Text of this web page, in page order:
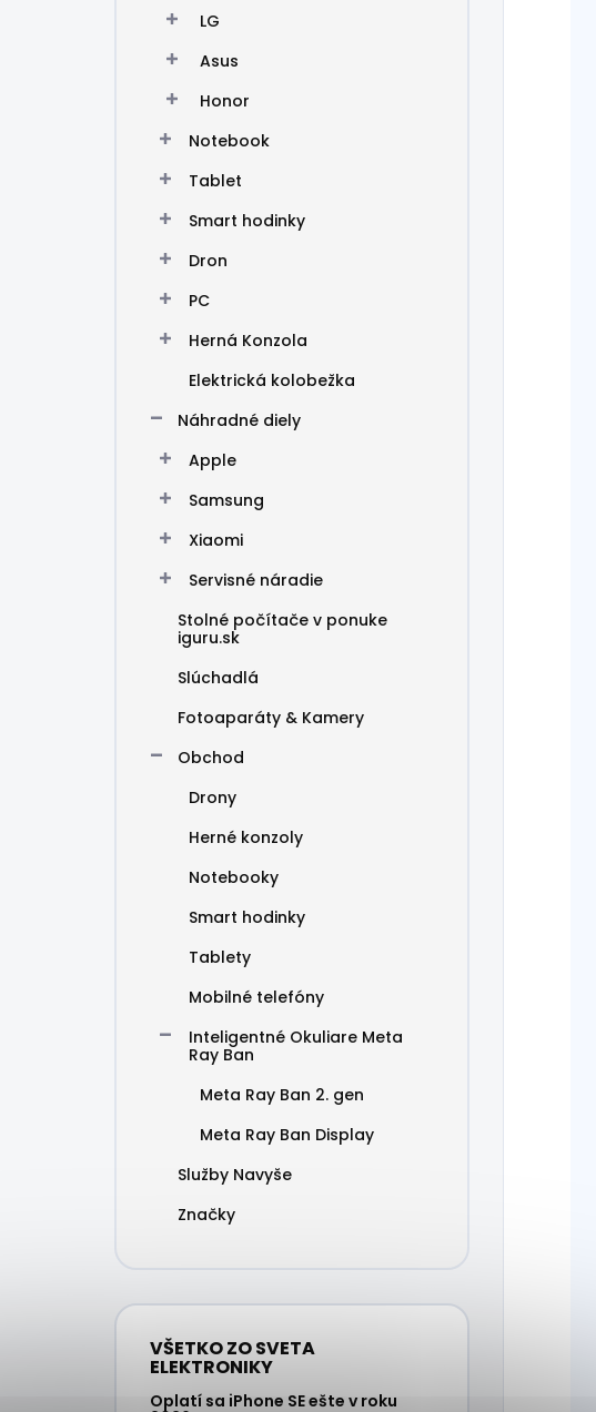
LG
Asus
Honor
Notebook
Tablet
Smart hodinky
Dron
PC
Herná Konzola
Elektrická kolobežka
Náhradné diely
Apple
Samsung
Xiaomi
Servisné náradie
Stolné počítače v ponuke
iguru.sk
Slúchadlá
Fotoaparáty & Kamery
Obchod
Drony
Herné konzoly
Notebooky
Smart hodinky
Tablety
Mobilné telefóny
Inteligentné Okuliare Meta
Ray Ban
Meta Ray Ban 2. gen
Meta Ray Ban Display
Služby Navyše
Značky
VŠETKO ZO SVETA
ELEKTRONIKY
Oplatí sa iPhone SE ešte v roku